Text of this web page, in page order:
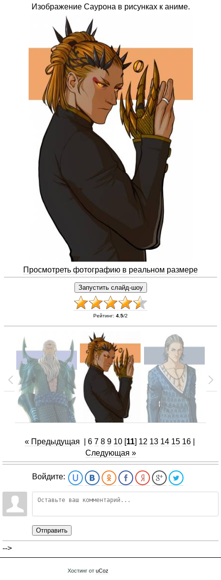
Изображение Саурона в рисунках к аниме.
Просмотреть фотографию в реальном размере
Рейтинг: 4.5/2
« Предыдущая 6 7 8 9 10[11] 12 13 14 15 16|
Следующая »
Войдите:
Отправить
-->
Хостинг от uCoz